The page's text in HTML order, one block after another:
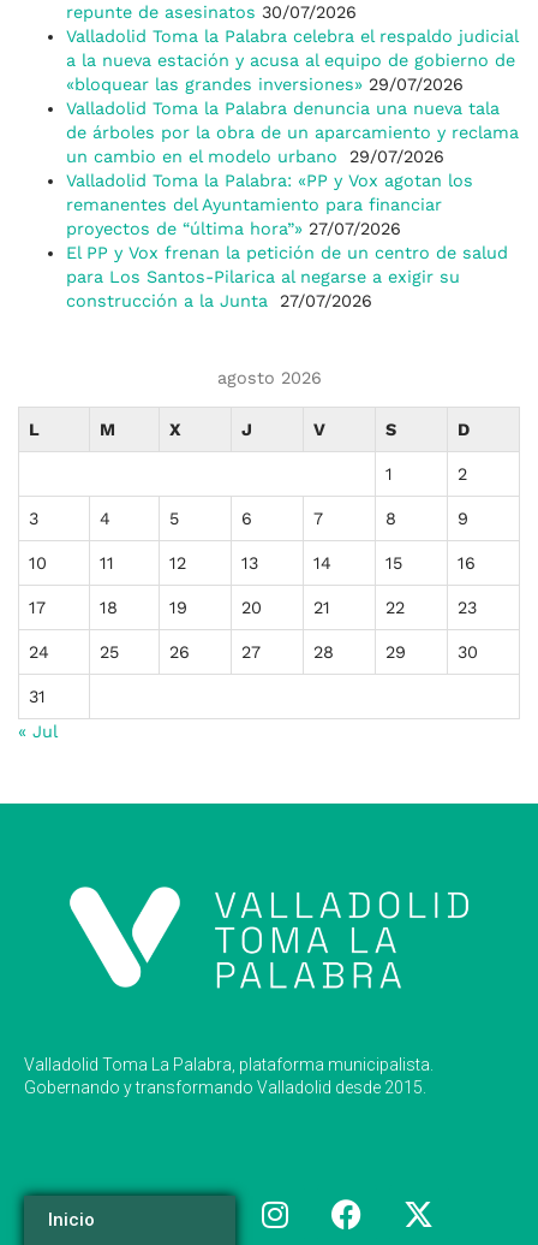
repunte de asesinatos 30/07/2026
Valladolid Toma la Palabra celebra el respaldo judicial
a la nueva estación y acusa al equipo de gobierno de
«bloquear las grandes inversiones» 29/07/2026
Valladolid Toma la Palabra denuncia una nueva tala
de árboles por la obra de un aparcamiento y reclama
un cambio en el modelo urbano
29/07/2026
Valladolid Toma la Palabra: «PP y Vox agotan los
remanentes del Ayuntamiento para financiar
proyectos de “última hora”» 27/07/2026
El PP y Vox frenan la petición de un centro de salud
para Los Santos-Pilarica al negarse a exigir su
construcción a la Junta
27/07/2026
agosto 2026
L M X J V S D
1 2
3 4 5 6 7 8 9
10 11 12 13 14 15 16
17 18 19 20 21 22 23
24 25 26 27 28 29 30
31
« Jul
Valladolid Toma La Palabra, plataforma municipalista.
Gobernando y transformando Valladolid desde 2015.
Inicio